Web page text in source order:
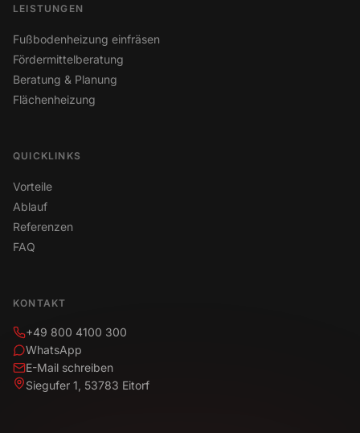
LEISTUNGEN
Fußbodenheizung einfräsen
Fördermittelberatung
Beratung & Planung
Flächenheizung
QUICKLINKS
Vorteile
Ablauf
Referenzen
FAQ
KONTAKT
+49 800 4100 300
WhatsApp
E-Mail schreiben
Siegufer 1, 53783 Eitorf